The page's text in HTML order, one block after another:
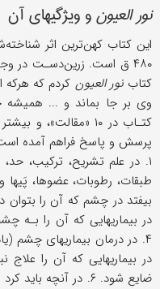
نور العیونو ویژگیهای آن
این کتاب کهن‌ترین اثر
۴۸۰ ق است. زرین‌دسـت در
کتابنور العیون کردم که هرکه
کتـاب در ۱۰
پرسش و پاسخ فراهم آمده
۱. در علم تشریح، ترکیب،
در بیماریهایی که آن را بـه
در بیماریهایی که آن را علاج
ضایع شود. ۶. در آنچه